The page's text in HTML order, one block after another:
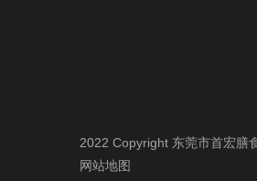
2022 Copyright 东莞市首宏膳
网站地图